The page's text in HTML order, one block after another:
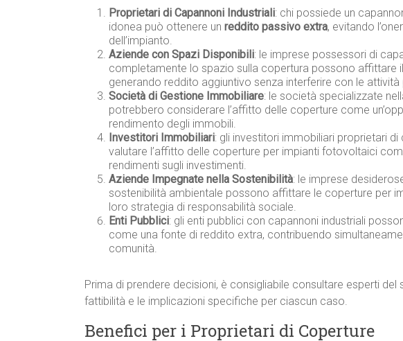
Proprietari di Capannoni Industriali: chi possiede un
idonea può ottenere un reddito passivo extra, evitando
dell’impianto.
Aziende con Spazi Disponibili: le imprese possessori di
completamente lo spazio sulla copertura possono affittare
generando reddito aggiuntivo senza interferire con le attività
Società di Gestione Immobiliare: le società specializzate
potrebbero considerare l’affitto delle coperture come
rendimento degli immobili.
Investitori Immobiliari: gli investitori immobiliari proprietari
valutare l’affitto delle coperture per impianti fotovoltaici
rendimenti sugli investimenti.
Aziende Impegnate nella Sostenibilità: le imprese
sostenibilità ambientale possono affittare le coperture per
loro strategia di responsabilità sociale.
Enti Pubblici: gli enti pubblici con capannoni industriali
come una fonte di reddito extra, contribuendo
comunità.
Prima di prendere decisioni, è consigliabile consultare esperti
fattibilità e le implicazioni specifiche per ciascun caso.
Benefici per i Proprietari di Coperture